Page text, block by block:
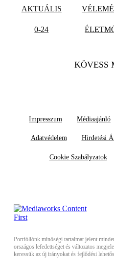
AKTUÁLIS
0-24
KÖVESS
Impresszum Médiaajánló
Adatvédelem Hirdetési
Cookie Szabályzatok
Portfóliónk minőségi tartalmat jelent
országos lefedettséget és változatos
keressük az új irányokat és fejlődési